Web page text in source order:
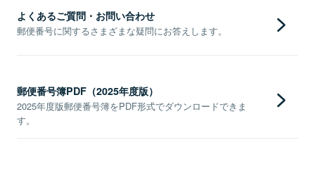
よくあるご質問・お問い合わせ
郵便番号に関するさまざまな疑問にお答えします。
郵便番号簿PDF（2025年度版）
2025年度版郵便番号簿をPDF形式でダウンロードできま
す。